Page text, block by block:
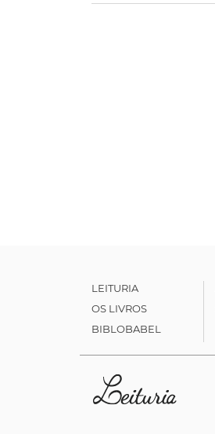
LEITURIA
OS LIVROS
BIBLOBABEL